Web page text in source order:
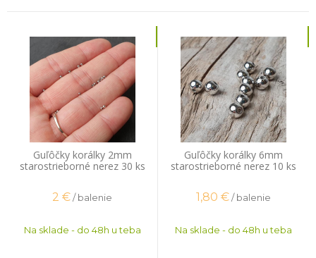
Guľôčky korálky 2mm
starostrieborné nerez 30 ks
2 €/ balenie
Na sklade - do 48h u teba
Guľôčky korálky 6mm
starostrieborné nerez 10 ks
1,80 €/ balenie
Na sklade - do 48h u teba